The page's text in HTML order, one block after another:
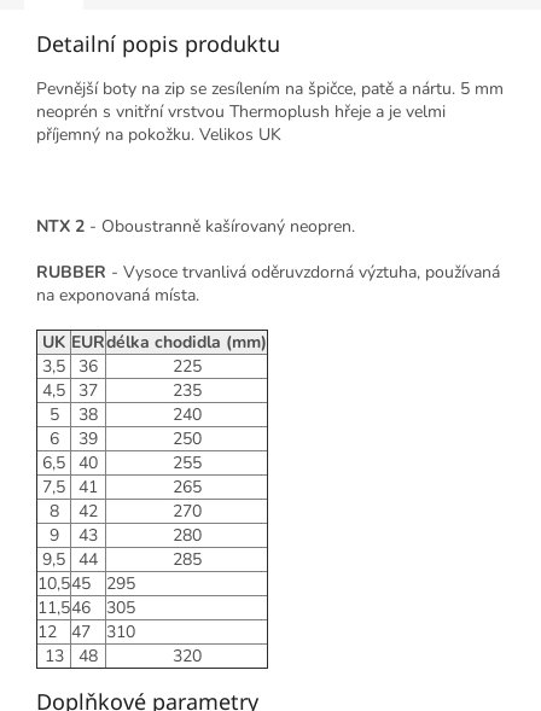
Detailní popis produktu
Pevnější boty na zip se zesílením na špičce, patě a nártu. 5 mm
neoprén s vnitřní vrstvou Thermoplush hřeje a je velmi
příjemný na pokožku. Velikos UK
NTX 2 - Oboustranně kašírovaný neopren.
RUBBER - Vysoce trvanlivá oděruvzdorná výztuha, používaná
na exponovaná místa.
UK EURdélka chodidla (mm)
3,5
36
225
4,5
37
235
5
38
240
6
39
250
6,5 40
255
7,5 41
265
8
42
270
9
43
280
9,5 44
285
10,545
295
11,546
305
12
47
310
13
48 320
Doplňkové parametry